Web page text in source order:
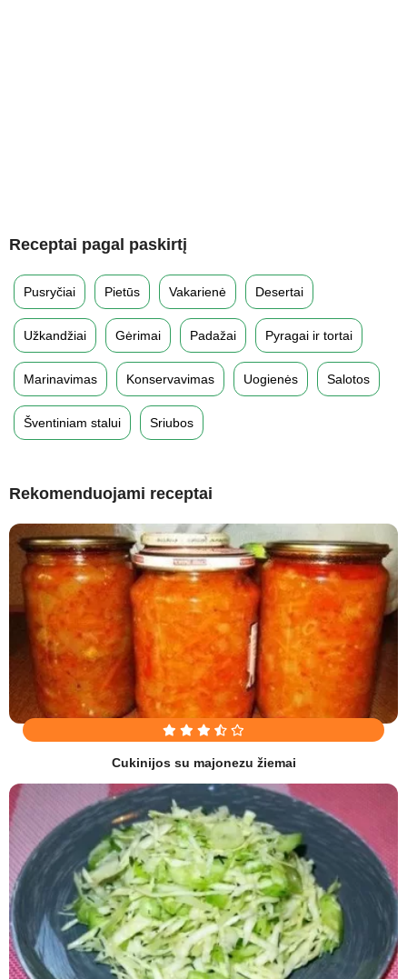
Receptai pagal paskirtį
Pusryčiai Pietūs Vakarienė Desertai
Užkandžiai Gėrimai Padažai Pyragai ir tortai
Marinavimas Konservavimas Uogienės Salotos
Šventiniam stalui Sriubos
Rekomenduojami receptai
Cukinijos su majonezu žiemai